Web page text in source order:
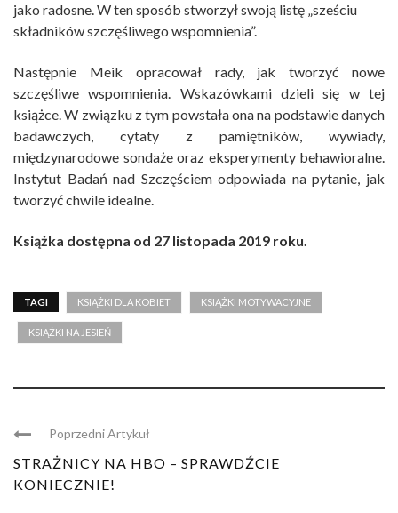
jako radosne. W ten sposób stworzył swoją listę „sześciu
składników szczęśliwego wspomnienia”.
Następnie Meik opracował rady, jak tworzyć nowe
szczęśliwe wspomnienia. Wskazówkami dzieli się w tej
książce. W związku z tym powstała ona na podstawie danych
badawczych, cytaty z pamiętników, wywiady,
międzynarodowe sondaże oraz eksperymenty behawioralne.
Instytut Badań nad Szczęściem odpowiada na pytanie, jak
tworzyć chwile idealne.
Książka dostępna od 27 listopada 2019 roku.
TAGI KSIĄŻKI DLA KOBIET KSIĄŻKI MOTYWACYJNE
KSIĄŻKI NA JESIEŃ
Poprzedni Artykuł
STRAŻNICY NA HBO – SPRAWDŹCIE
KONIECZNIE!